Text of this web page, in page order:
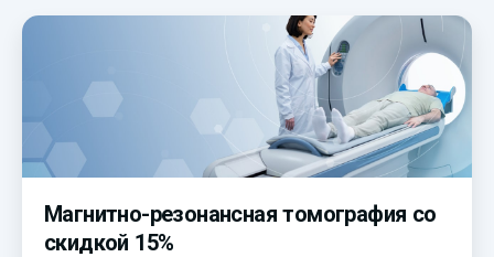
Магнитно-резонансная томография со
скидкой 15%